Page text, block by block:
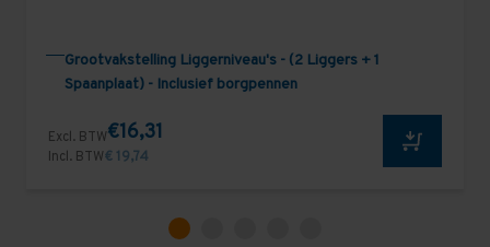
Grootvakstelling Liggerniveau's - (2 Liggers + 1
Spaanplaat) - Inclusief borgpennen
Excl. BTW€16,31
Incl. BTW€ 19,74